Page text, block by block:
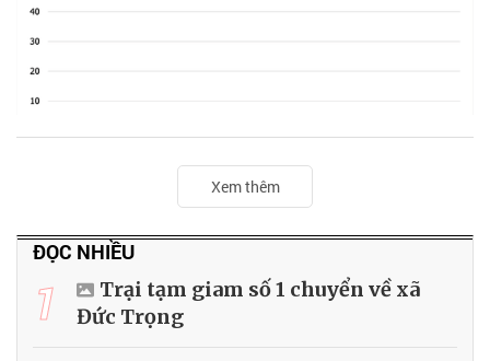
Xem thêm
ĐỌC NHIỀU
1
Trại tạm giam số 1 chuyển về xã
Đức Trọng